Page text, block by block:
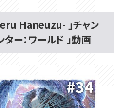
････
UCE5VgVGRPfNCjXPeTe1QJH
よ！
Haneuzu- 」チャン
ー：ワールド 」動画